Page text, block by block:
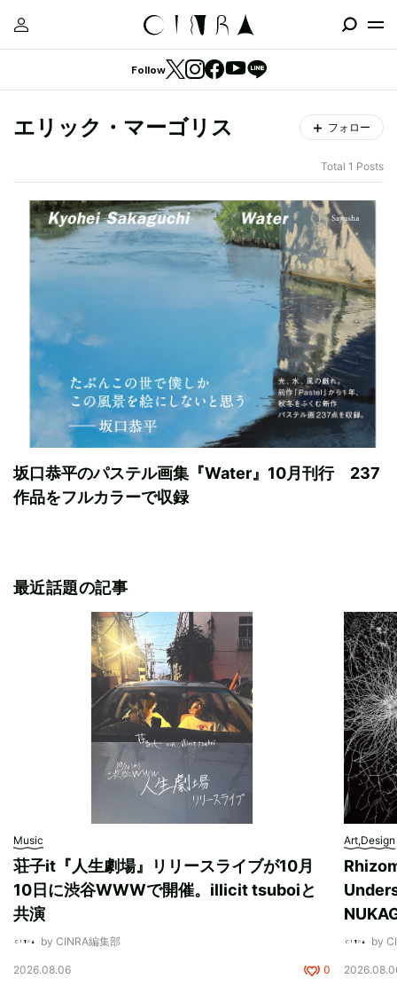
Follow
エリック・マーゴリス フォロー
Total 1 Posts
坂口恭平のパステル画集『Water』10月刊行 237
作品をフルカラーで収録
最近話題の記事
Music
荘子it『人生劇場』リリースライブが10月
10日に渋谷WWWで開催。illicit tsuboiと
共演
by CINRA編集部
2026.08.06 0
Art,Design
by